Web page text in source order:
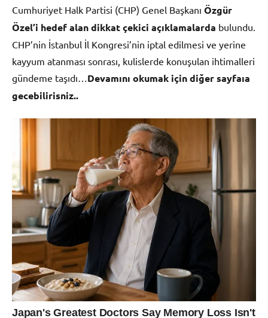
Cumhuriyet Halk Partisi (CHP) Genel Başkanı Özgür
Özel’i hedef alan dikkat çekici açıklamalarda bulundu.
CHP’nin İstanbul İl Kongresi’nin iptal edilmesi ve yerine
kayyum atanması sonrası, kulislerde konuşulan ihtimalleri
gündeme taşıdı…Devamını okumak için diğer sayfaıa
gecebilirisniz..